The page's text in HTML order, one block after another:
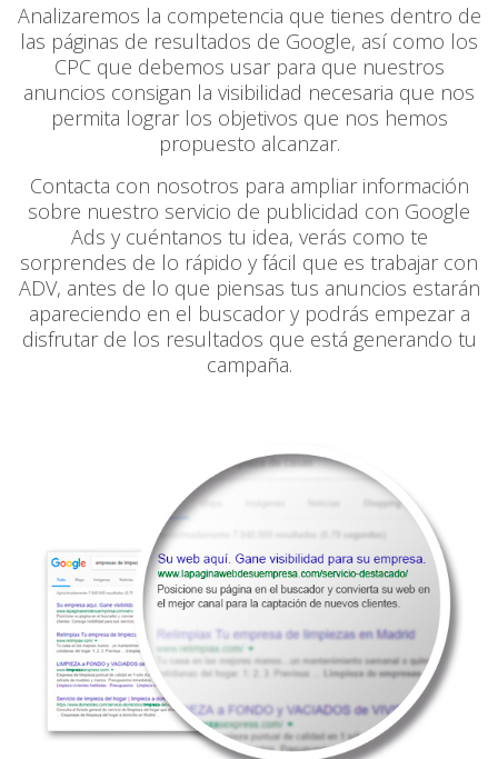
Analizaremos la competencia que tienes dentro de
las páginas de resultados de Google, así como los
CPC que debemos usar para que nuestros
anuncios consigan la visibilidad necesaria que nos
permita lograr los objetivos que nos hemos
propuesto alcanzar.
Contacta con nosotros para ampliar información
sobre nuestro servicio de publicidad con Google
Ads y cuéntanos tu idea, verás como te
sorprendes de lo rápido y fácil que es trabajar con
ADV, antes de lo que piensas tus anuncios estarán
apareciendo en el buscador y podrás empezar a
disfrutar de los resultados que está generando tu
campaña.